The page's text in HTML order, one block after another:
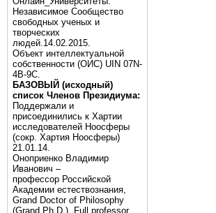
Независимое Сообщество
свободных ученых и
творческих
людей.14.02.2015.
Объект интеллектуальной
собственности (ОИС) UIN 07N-
4B-9C.
БАЗОВЫЙ (исходный)
список Членов Президиума:
Поддержали и
присоединились к Хартии
исследователей Ноосферы
(сокр. Хартия Ноосферы)
21.01.14.
Оноприенко Владимир
Иванович –
профессор Российской
Академии естествознания,
Grand Doctor of Philosophy
(Grand Ph.D.), Full professor,